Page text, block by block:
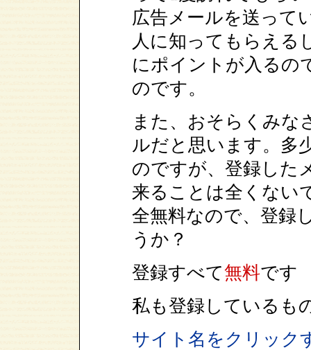
広告メールを送って
人に知ってもらえる
にポイントが入るの
のです。
また、おそらくみな
ルだと思います。多
のですが、登録した
来ることは全くない
全無料なので、登録
うか？
登録すべて無料です
私も登録しているも
サイト名をクリック